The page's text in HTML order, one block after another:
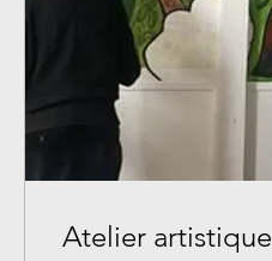
Atelier artistique